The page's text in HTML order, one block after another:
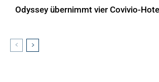
Odyssey übernimmt vier Covivio-